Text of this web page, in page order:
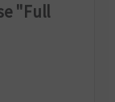
"Full